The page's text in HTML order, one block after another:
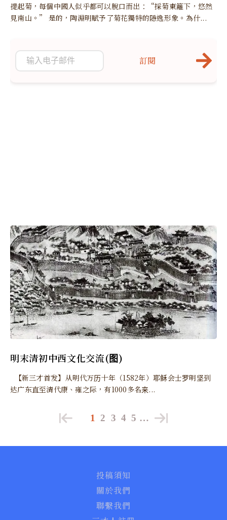
提起菊，每個中國人似乎都可以脫口而出：“採菊東籬下，悠然
見南山。” 是的，陶淵明賦予了菊花獨特的隱逸形象。為什...
明末清初中西文化交流(图)
【新三才首发】从明代万历十年（1582年）耶稣会士罗明坚到
达广东直至清代康、雍之际，有1000多名来...
訂閱
1 2 3 4 5 …
投稿須知
關於我們
聯繫我們